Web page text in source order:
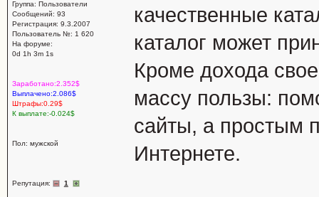
Группа: Пользователи
Сообщений: 93
Регистрация: 9.3.2007
Пользователь №: 1 620
На форуме:
0d 1h 3m 1s
Заработано:2.352$
Выплачено:2.086$
Штрафы:0.29$
К выплате:-0.024$
Пол: мужской
Репутация: 1
качественные
каталог может
Кроме дохода
массу пользы:
сайты, а простым
Интернете.